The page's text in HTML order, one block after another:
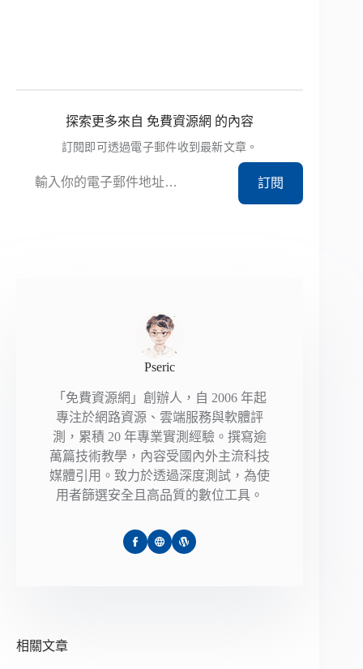
探索更多來自 免費資源網 的內容
訂閱即可透過電子郵件收到最新文章。
訂閱
Pseric
「免費資源網」創辦人，自 2006 年起
專注於網路資源、雲端服務與軟體評
測，累積 20 年專業實測經驗。撰寫逾
萬篇技術教學，內容受國內外主流科技
媒體引用。致力於透過深度測試，為使
用者篩選安全且高品質的數位工具。
相關文章